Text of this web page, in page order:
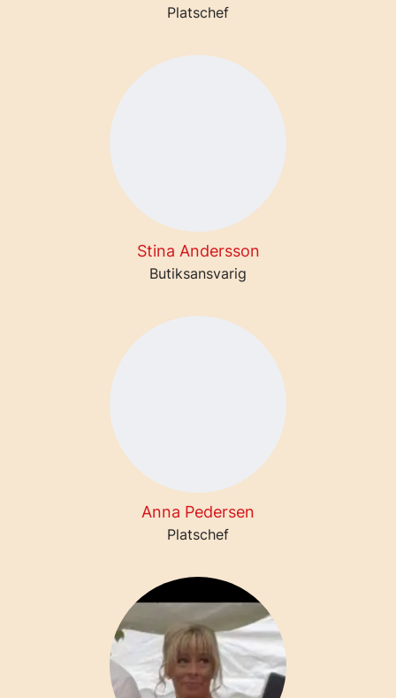
Platschef
Stina Andersson
Butiksansvarig
Anna Pedersen
Platschef